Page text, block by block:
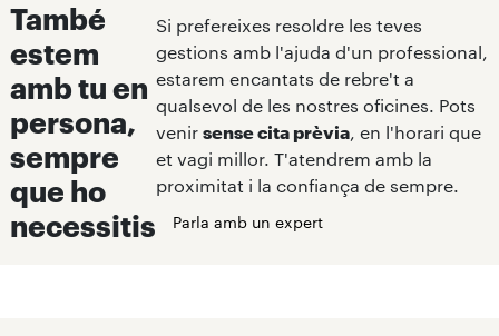
També
estem
amb tu en
persona,
sempre
que ho
necessitis
Si prefereixes resoldre les teves
gestions amb l'ajuda d'un professional,
estarem encantats de rebre't a
qualsevol de les nostres oficines. Pots
venir sense cita prèvia, en l'horari que
et vagi millor. T'atendrem amb la
proximitat i la confiança de sempre.
Parla amb un expert